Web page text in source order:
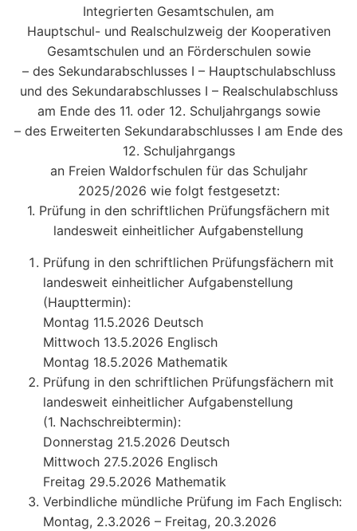
Integrierten Gesamtschulen, am
Hauptschul- und Realschulzweig der Kooperativen
Gesamtschulen und an Förderschulen sowie
– des Sekundarabschlusses I – Hauptschulabschluss
und des Sekundarabschlusses I – Realschulabschluss
am Ende des 11. oder 12. Schuljahrgangs sowie
– des Erweiterten Sekundarabschlusses I am Ende des
12. Schuljahrgangs
an Freien Waldorfschulen für das Schuljahr
2025/2026 wie folgt festgesetzt:
1. Prüfung in den schriftlichen Prüfungsfächern mit
landesweit einheitlicher Aufgabenstellung
Prüfung in den schriftlichen Prüfungsfächern mit
landesweit einheitlicher Aufgabenstellung
(Haupttermin):
Montag 11.5.2026 Deutsch
Mittwoch 13.5.2026 Englisch
Montag 18.5.2026 Mathematik
Prüfung in den schriftlichen Prüfungsfächern mit
landesweit einheitlicher Aufgabenstellung
(1. Nachschreibtermin):
Donnerstag 21.5.2026 Deutsch
Mittwoch 27.5.2026 Englisch
Freitag 29.5.2026 Mathematik
Verbindliche mündliche Prüfung im Fach Englisch:
Montag, 2.3.2026 – Freitag, 20.3.2026